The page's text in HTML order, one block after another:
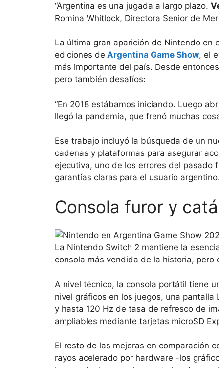
“Argentina es una jugada a largo plazo.
Romina Whitlock, Directora Senior de
La última gran aparición de Nintendo en
ediciones de Argentina Game Show, el
más importante del país. Desde
pero también desafíos:
“En 2018 estábamos iniciando. Luego
llegó la pandemia, que frenó muchas
Ese trabajo incluyó la búsqueda de un
cadenas y plataformas para asegurar
ejecutiva, uno de los errores del pasado
garantías claras para el usuario
Consola furor y
La Nintendo Switch 2 mantiene la
consola más vendida de la historia,
A nivel técnico, la consola portátil tiene
nivel gráficos en los juegos, una pantalla
y hasta 120 Hz de tasa de refresco de
ampliables mediante tarjetas microSD
El resto de las mejoras en comparación
rayos acelerado por hardware -los